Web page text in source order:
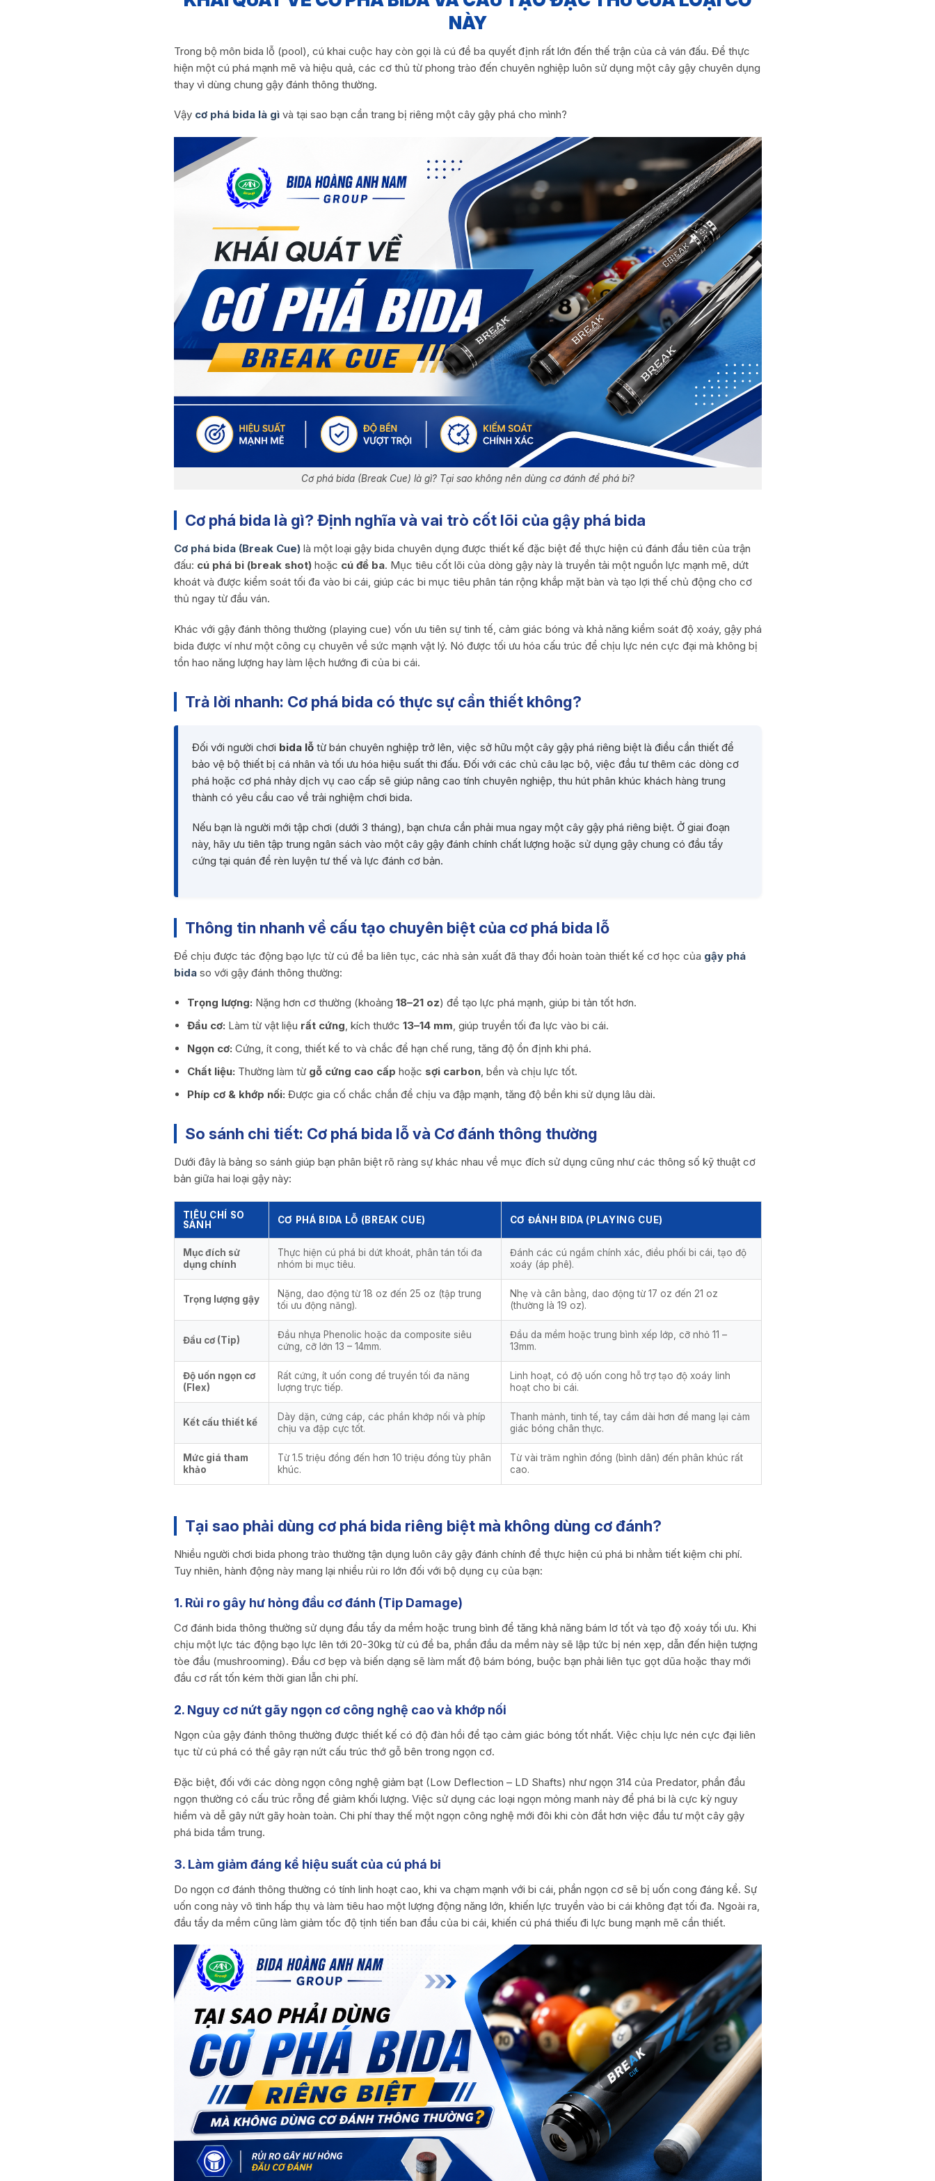
NÀY
Trong bộ môn bida lỗ (pool), cú khai cuộc hay còn gọi là cú đề ba quyết định rất lớn đến thế trận của cả ván đấu. Để thực
hiện một cú phá mạnh mẽ và hiệu quả, các cơ thủ từ phong trào đến chuyên nghiệp luôn sử dụng một cây gậy chuyên dụng
thay vì dùng chung gậy đánh thông thường.
Vậy cơ phá bida là gìvà tại sao bạn cần trang bị riêng một cây gậy phá cho mình?
Cơ phá bida (Break Cue) là gì? Tại sao không nên dùng cơ đánh để phá bi?
Cơ phá bida là gì? Định nghĩa và vai trò cốt lõi của gậy phá bida
Cơ phá bida (Break Cue)là một loại gậy bida chuyên dụng được thiết kế đặc biệt để thực hiện cú đánh đầu tiên của trận
đấu: cú phá bi (break shot)hoặc cú đề ba. Mục tiêu cốt lõi của dòng gậy này là truyền tải một nguồn lực mạnh mẽ, dứt
khoát và được kiểm soát tối đa vào bi cái, giúp các bi mục tiêu phân tán rộng khắp mặt bàn và tạo lợi thế chủ động cho cơ
thủ ngay từ đầu ván.
Khác với gậy đánh thông thường (playing cue) vốn ưu tiên sự tinh tế, cảm giác bóng và khả năng kiểm soát độ xoáy, gậy phá
bida được ví như một công cụ chuyên về sức mạnh vật lý. Nó được tối ưu hóa cấu trúc để chịu lực nén cực đại mà không bị
tổn hao năng lượng hay làm lệch hướng đi của bi cái.
Trả lời nhanh: Cơ phá bida có thực sự cần thiết không?
Đối với người chơi bida lỗtừ bán chuyên nghiệp trở lên, việc sở hữu một cây gậy phá riêng biệt là điều cần thiết để
bảo vệ bộ thiết bị cá nhân và tối ưu hóa hiệu suất thi đấu. Đối với các chủ câu lạc bộ, việc đầu tư thêm các dòng cơ
phá hoặc cơ phá nhảy dịch vụ cao cấp sẽ giúp nâng cao tính chuyên nghiệp, thu hút phân khúc khách hàng trung
thành có yêu cầu cao về trải nghiệm chơi bida.
Nếu bạn là người mới tập chơi (dưới 3 tháng), bạn chưa cần phải mua ngay một cây gậy phá riêng biệt. Ở giai đoạn
này, hãy ưu tiên tập trung ngân sách vào một cây gậy đánh chính chất lượng hoặc sử dụng gậy chung có đầu tẩy
cứng tại quán để rèn luyện tư thế và lực đánh cơ bản.
Thông tin nhanh về cấu tạo chuyên biệt của cơ phá bida lỗ
Để chịu được tác động bạo lực từ cú đề ba liên tục, các nhà sản xuất đã thay đổi hoàn toàn thiết kế cơ học của gậy phá
bidaso với gậy đánh thông thường:
Trọng lượng: Nặng hơn cơ thường (khoảng 18–21 oz) để tạo lực phá mạnh, giúp bi tản tốt hơn.
Đầu cơ: Làm từ vật liệu rất cứng, kích thước 13–14 mm, giúp truyền tối đa lực vào bi cái.
Ngọn cơ: Cứng, ít cong, thiết kế to và chắc để hạn chế rung, tăng độ ổn định khi phá.
Chất liệu: Thường làm từ gỗ cứng cao cấp hoặc sợi carbon, bền và chịu lực tốt.
Phíp cơ & khớp nối: Được gia cố chắc chắn để chịu va đập mạnh, tăng độ bền khi sử dụng lâu dài.
So sánh chi tiết: Cơ phá bida lỗ và Cơ đánh thông thường
Dưới đây là bảng so sánh giúp bạn phân biệt rõ ràng sự khác nhau về mục đích sử dụng cũng như các thông số kỹ thuật cơ
bản giữa hai loại gậy này:
TIÊU CHÍ SO
SÁNH
CƠ PHÁ BIDA LỖ (BREAK CUE) CƠ ĐÁNH BIDA (PLAYING CUE)
Mục đích sử
dụng chính
Thực hiện cú phá bi dứt khoát, phân tán tối đa
nhóm bi mục tiêu.
Đánh các cú ngắm chính xác, điều phối bi cái, tạo độ
xoáy (áp phê).
Trọng lượng gậy
Nặng, dao động từ 18 oz đến 25 oz (tập trung
tối ưu động năng).
Nhẹ và cân bằng, dao động từ 17 oz đến 21 oz
(thường là 19 oz).
Đầu cơ (Tip)
Đầu nhựa Phenolic hoặc da composite siêu
cứng, cỡ lớn 13 – 14mm.
Đầu da mềm hoặc trung bình xếp lớp, cỡ nhỏ 11 –
13mm.
Độ uốn ngọn cơ
(Flex)
Rất cứng, ít uốn cong để truyền tối đa năng
lượng trực tiếp.
Linh hoạt, có độ uốn cong hỗ trợ tạo độ xoáy linh
hoạt cho bi cái.
Kết cấu thiết kế
Dày dặn, cứng cáp, các phần khớp nối và phíp
chịu va đập cực tốt.
Thanh mảnh, tinh tế, tay cầm dài hơn để mang lại cảm
giác bóng chân thực.
Mức giá tham
khảo
Từ 1.5 triệu đồng đến hơn 10 triệu đồng tùy phân
khúc.
Từ vài trăm nghìn đồng (bình dân) đến phân khúc rất
cao.
Tại sao phải dùng cơ phá bida riêng biệt mà không dùng cơ đánh?
Nhiều người chơi bida phong trào thường tận dụng luôn cây gậy đánh chính để thực hiện cú phá bi nhằm tiết kiệm chi phí.
Tuy nhiên, hành động này mang lại nhiều rủi ro lớn đối với bộ dụng cụ của bạn:
1. Rủi ro gây hư hỏng đầu cơ đánh (Tip Damage)
Cơ đánh bida thông thường sử dụng đầu tẩy da mềm hoặc trung bình để tăng khả năng bám lơ tốt và tạo độ xoáy tối ưu. Khi
chịu một lực tác động bạo lực lên tới 20-30kg từ cú đề ba, phần đầu da mềm này sẽ lập tức bị nén xẹp, dẫn đến hiện tượng
tòe đầu (mushrooming). Đầu cơ bẹp và biến dạng sẽ làm mất độ bám bóng, buộc bạn phải liên tục gọt dũa hoặc thay mới
đầu cơ rất tốn kém thời gian lẫn chi phí.
2. Nguy cơ nứt gãy ngọn cơ công nghệ cao và khớp nối
Ngọn của gậy đánh thông thường được thiết kế có độ đàn hồi để tạo cảm giác bóng tốt nhất. Việc chịu lực nén cực đại liên
tục từ cú phá có thể gây rạn nứt cấu trúc thớ gỗ bên trong ngọn cơ.
Đặc biệt, đối với các dòng ngọn công nghệ giảm bạt (Low Deflection – LD Shafts) như ngọn 314 của Predator, phần đầu
ngọn thường có cấu trúc rỗng để giảm khối lượng. Việc sử dụng các loại ngọn mỏng manh này để phá bi là cực kỳ nguy
hiểm và dễ gây nứt gãy hoàn toàn. Chi phí thay thế một ngọn công nghệ mới đôi khi còn đắt hơn việc đầu tư một cây gậy
phá bida tầm trung.
3. Làm giảm đáng kể hiệu suất của cú phá bi
Do ngọn cơ đánh thông thường có tính linh hoạt cao, khi va chạm mạnh với bi cái, phần ngọn cơ sẽ bị uốn cong đáng kể. Sự
uốn cong này vô tình hấp thụ và làm tiêu hao một lượng động năng lớn, khiến lực truyền vào bi cái không đạt tối đa. Ngoài ra,
đầu tẩy da mềm cũng làm giảm tốc độ tịnh tiến ban đầu của bi cái, khiến cú phá thiếu đi lực bung mạnh mẽ cần thiết.